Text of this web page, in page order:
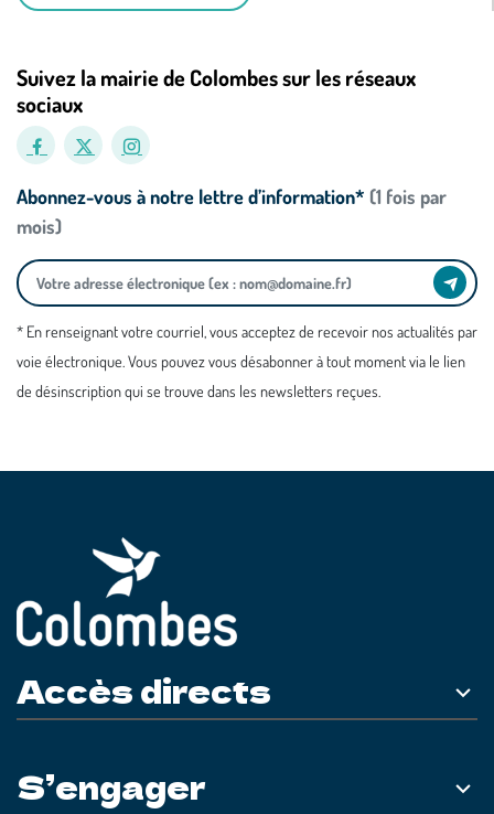
Suivez la mairie de Colombes sur les réseaux
sociaux
Abonnez-vous à notre lettre d’information* (1 fois par
mois)
* En renseignant votre courriel, vous acceptez de recevoir nos actualités par
voie électronique. Vous pouvez vous désabonner à tout moment via le lien
de désinscription qui se trouve dans les newsletters reçues.
Accès directs
S’engager